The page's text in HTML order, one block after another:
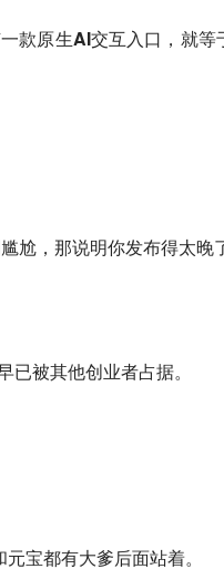
款原生AI交互入口，就等
尬，那说明你发布得太晚
被其他创业者占据。
宝都有大爹后面站着。